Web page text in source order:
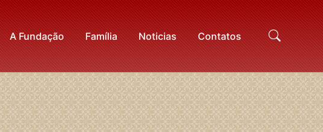
A Fundação Família Noticias Contatos